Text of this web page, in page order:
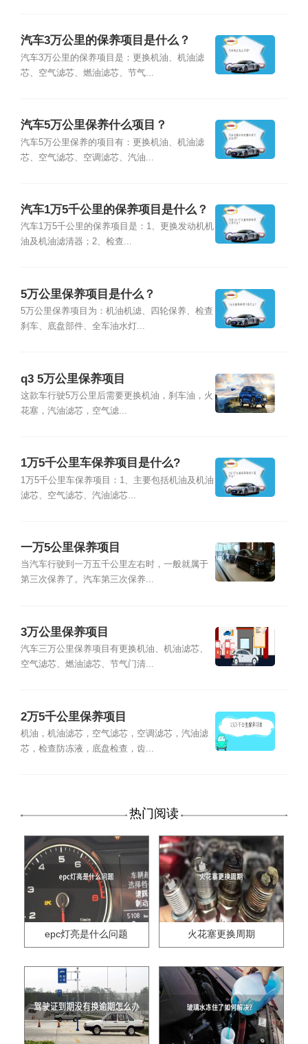
汽车3万公里的保养项目是什么？
汽车3万公里的保养项目是：更换机油、机油滤
芯、空气滤芯、燃油滤芯、节气...
汽车5万公里保养什么项目？
汽车5万公里保养的项目有：更换机油、机油滤
芯、空气滤芯、空调滤芯、汽油...
汽车1万5千公里的保养项目是什么？
汽车1万5千公里的保养项目是：1、更换发动机机
油及机油滤清器；2、检查...
5万公里保养项目是什么？
5万公里保养项目为：机油机滤、四轮保养、检查
刹车、底盘部件、全车油水灯...
q3 5万公里保养项目
这款车行驶5万公里后需要更换机油，刹车油，火
花塞，汽油滤芯，空气滤...
1万5千公里车保养项目是什么?
1万5千公里车保养项目：1、主要包括机油及机油
滤芯、空气滤芯、汽油滤芯...
一万5公里保养项目
当汽车行驶到一万五千公里左右时，一般就属于
第三次保养了。汽车第三次保养...
3万公里保养项目
汽车三万公里保养项目有更换机油、机油滤芯、
空气滤芯、燃油滤芯、节气门清...
2万5千公里保养项目
机油，机油滤芯，空气滤芯，空调滤芯，汽油滤
芯，检查防冻液，底盘检查，齿...
热门阅读
epc灯亮是什么问题 火花塞更换周期